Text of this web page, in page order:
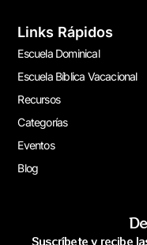
Links Rápidos
Escuela Dominical
Escuela Bíblica Vacacional
Recursos
Categorías
Eventos
Blog
Suscríbete y recibe